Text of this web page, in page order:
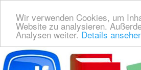
Wir verwenden Cookies, um
Website zu analysieren.
Analysen weiter. Details
Deutsche Bedienungsanleitung Downloaden |